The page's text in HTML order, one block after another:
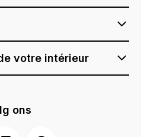
votre intérieur
ons